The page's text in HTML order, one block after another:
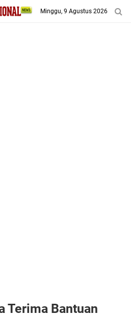
Minggu, 9 Agustus 2026
Terima Bantuan